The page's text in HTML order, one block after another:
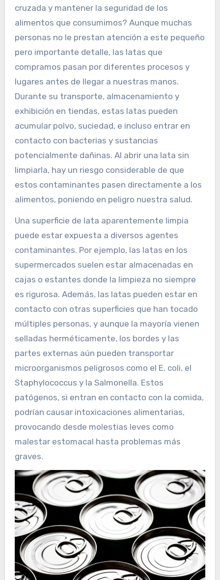
cruzada y mantener la seguridad de los
alimentos que consumimos? Aunque muchas
personas no le prestan atención a este pequeño
pero importante detalle, las latas que
compramos pasan por diferentes procesos y
lugares antes de llegar a nuestras manos.
Durante su transporte, almacenamiento y
exhibición en tiendas, estas latas pueden
acumular polvo, suciedad, e incluso entrar en
contacto con bacterias y sustancias
potencialmente dañinas. Al abrir una lata sin
limpiarla, hay un riesgo considerable de que
estos contaminantes pasen directamente a los
alimentos, poniendo en peligro nuestra salud.
Una superficie de lata aparentemente limpia
puede estar expuesta a diversos agentes
contaminantes. Por ejemplo, las latas en los
supermercados suelen estar almacenadas en
cajas o estantes donde la limpieza no siempre
es rigurosa. Además, las latas pueden estar en
contacto con otras superficies que han tocado
múltiples personas, y aunque la mayoría vienen
selladas herméticamente, los bordes y las
partes externas aún pueden transportar
microorganismos peligrosos como el E. coli, el
Staphylococcus y la Salmonella. Estos
patógenos, si entran en contacto con la comida,
podrían causar intoxicaciones alimentarias,
provocando desde molestias leves como
malestar estomacal hasta problemas más
graves.